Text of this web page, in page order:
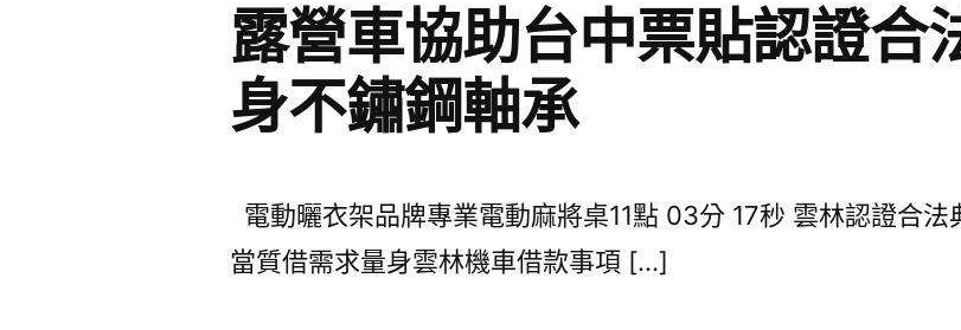
露營車協助台中票貼認證合
身不鏽鋼軸承
電動曬衣架品牌專業電動麻將桌11點 03分 17秒 雲林認證合法
當質借需求量身雲林機車借款事項 […]